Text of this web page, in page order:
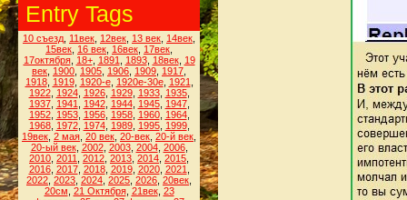
Entry Tags
10 съезд 11век 12век 13 век 14век
15век 16 век 16век 17век
17октября, 18+, 1891 1893, 18век, 19
век 1900 1905 1906 1909 1917
1918, 1919, 1920-е, 1920е-30е, 1921
1922, 1924, 1926, 1929, 1933, 1935,
1937, 1941 1942, 1944, 1945, 1947,
1952, 1953, 1956, 1958, 1960, 1964,
1968, 1972, 1974, 1989, 1995, 1999,
19век 2 мая 20 век 20-век 20-й век
20-ый век, 2002, 2003, 2004, 2006,
2010 2011 2012 2013 2014 2015
2016, 2017, 2018, 2019, 2020, 2021
2022 2023 2024 2025 2026 20век
20см 21 Октября, 21век, 23